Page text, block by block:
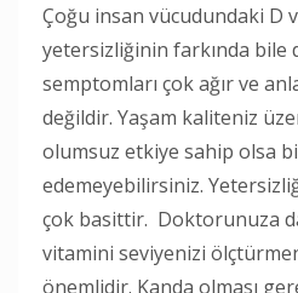
Çoğu insan vücudundaki D
yetersizliğinin farkında bile
semptomları çok ağır ve
değildir. Yaşam kaliteniz
olumsuz etkiye sahip olsa
edemeyebilirsiniz.
çok basittir. Doktorunuza
vitamini seviyenizi
önemlidir. Kanda olması